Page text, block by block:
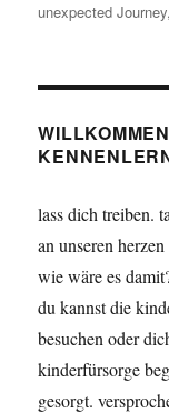
unexpected Journey
lass dich treiben.
an unseren
wie wäre es
du kannst die
besuchen oder
kinderfürsorge
gesorgt.